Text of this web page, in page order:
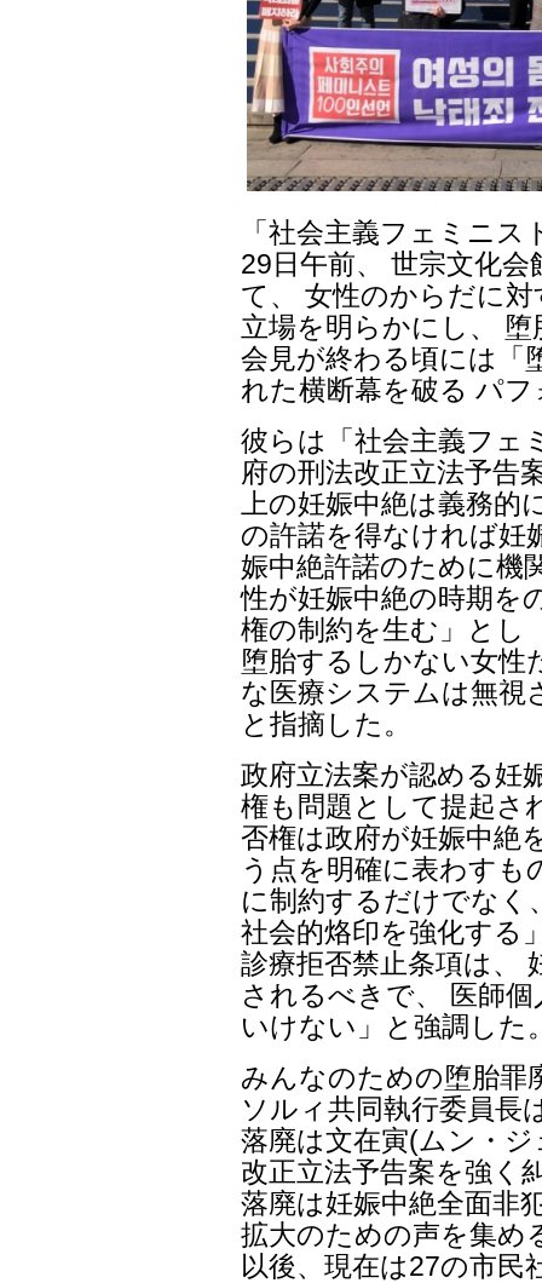
「社会主義フェミニ
29日午前、 世宗文化
て、 女性のからだに
立場を明らかにし、
会見が終わる頃には「
れた横断幕を破る パ
彼らは「社会主義フェ
府の刑法改正立法予告
上の妊娠中絶は義務
の許諾を得なければ妊
娠中絶許諾のために機
性が妊娠中絶の時期を
権の制約を生む」とし
堕胎するしかない女性
な医療システムは無視
と指摘した。
政府立法案が認める妊
権も問題として提起さ
否権は政府が妊娠中絶
う点を明確に表わすも
に制約するだけでなく
社会的烙印を強化する
診療拒否禁止条項は、
されるべきで、 医師
いけない」と強調した
みんなのための堕胎罪
ソルィ共同執行委員長
落廃は文在寅(ムン・
改正立法予告案を強く
落廃は妊娠中絶全面非
拡大のための声を集め
以後、現在は27の市民